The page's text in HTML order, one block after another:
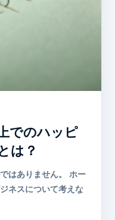
でのハッピ
は？
はありません。 ホー
ネスについて考えな